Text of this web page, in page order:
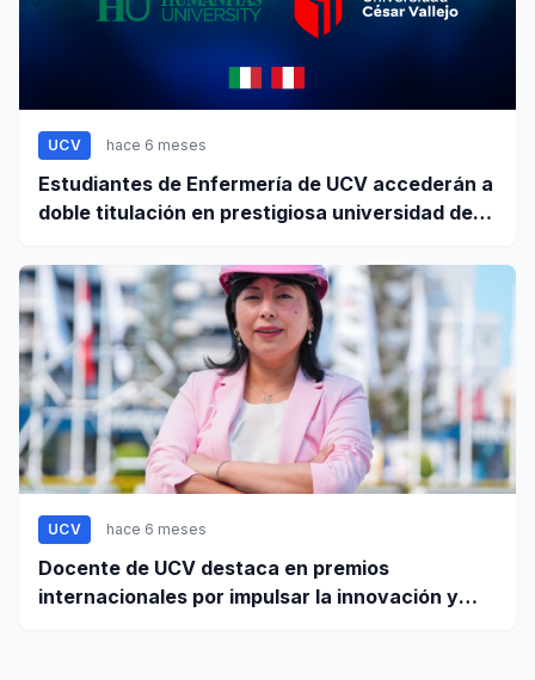
UCV hace 6 meses
Estudiantes de Enfermería de UCV accederán a
doble titulación en prestigiosa universidad de
UCV hace 6 meses
Docente de UCV destaca en premios
internacionales por impulsar la innovación y